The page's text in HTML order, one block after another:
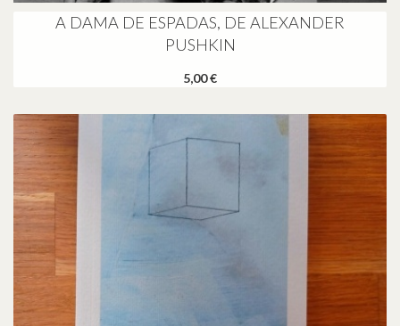
A DAMA DE ESPADAS, DE ALEXANDER
PUSHKIN
5,00 €